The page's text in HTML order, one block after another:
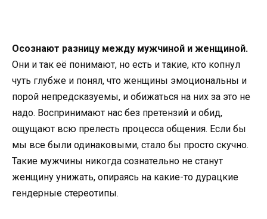
Осознают разницу между мужчиной и женщиной.
Они и так её понимают, но есть и такие, кто копнул
чуть глубже и понял, что женщины эмоциональны и
порой непредсказуемы, и обижаться на них за это не
надо. Воспринимают нас без претензий и обид,
ощущают всю прелесть процесса общения. Если бы
мы все были одинаковыми, стало бы просто скучно.
Такие мужчины никогда сознательно не станут
женщину унижать, опираясь на какие-то дурацкие
гендерные стереотипы.